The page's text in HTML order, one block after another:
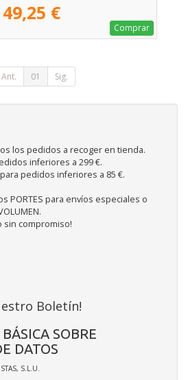
49,25 €
Comprar
Ant. 01 Sig.
los pedidos a recoger en tienda.
inferiores a 299 €.
pedidos inferiores a 85 €.
PORTES para envíos especiales o
sin compromiso!
Boletín!
SOBRE
DATOS
S.L.U.